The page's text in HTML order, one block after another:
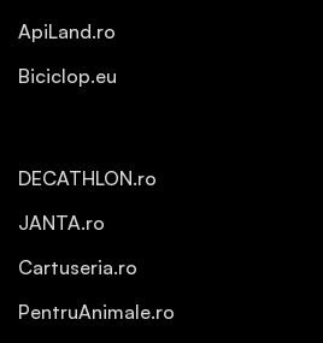
ApiLand.ro
Biciclop.eu
DECATHLON.ro
JANTA.ro
Cartuseria.ro
PentruAnimale.ro